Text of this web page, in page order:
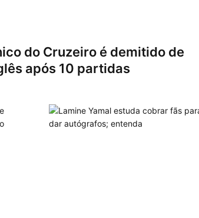
do Cruzeiro é demitido de
após 10 partidas